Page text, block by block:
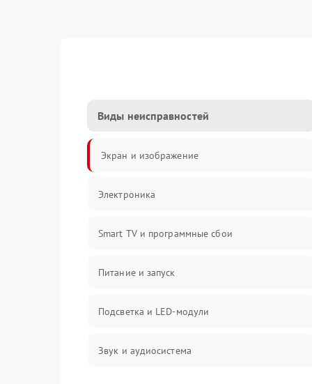
Виды неисправностей
Экран и изображение
Электроника
Smart TV и программные сбои
Питание и запуск
Подсветка и LED-модули
Звук и аудиосистема